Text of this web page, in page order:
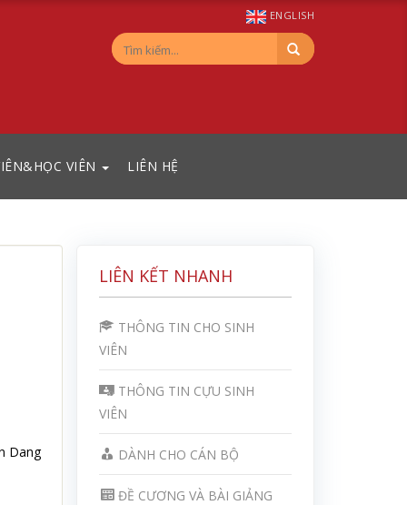
ENGLISH
VIÊN LIÊN HỆ
LIÊN KẾT NHANH
THÔNG TIN CHO SINH
VIÊN
THÔNG TIN CỰU SINH
VIÊN
DÀNH CHO CÁN BỘ
ĐỀ CƯƠNG VÀ BÀI GIẢNG
Dang